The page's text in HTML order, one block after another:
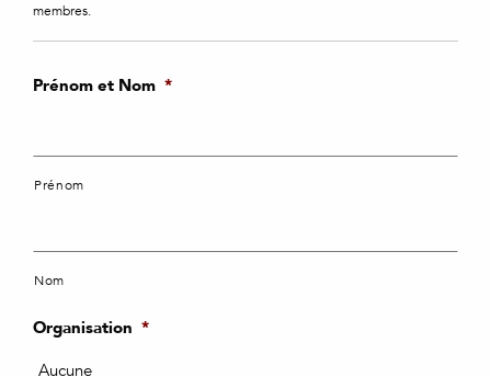
membres.
Prénom et Nom *
Prénom
Nom
Organisation *